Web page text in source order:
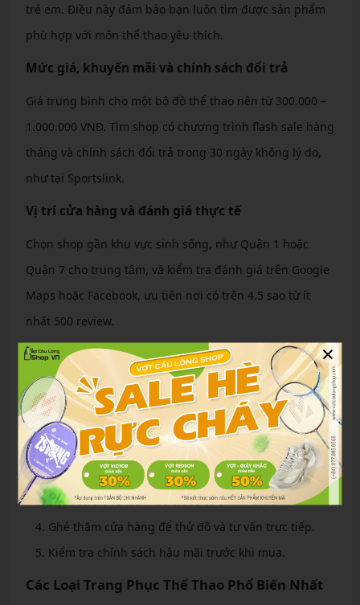
trẻ em. Điều này đảm bảo bạn luôn tìm được sản phẩm
phù hợp với môn thể thao yêu thích.
Mức giá, khuyến mãi và chính sách đổi trả
Giá trung bình cho một bộ đồ thể thao nên từ 300.000 –
1.000.000 VNĐ. Tìm shop có chương trình flash sale hàng
tháng và chính sách đổi trả trong 30 ngày không lý do,
như tại Sportslink.
Vị trí cửa hàng và đánh giá thực tế
Chọn shop gần khu vực sinh sống, như Quận 1 hoặc
Quận 7 cho trung tâm, và kiểm tra đánh giá trên Google
Maps hoặc Facebook, ưu tiên nơi có trên 4.5 sao từ ít
nhất 500 review.
Theo trình tự sau, bạn có thể dễ dàng chọn shop lý
tưởng:
Xác định ngân sách và môn thể thao chính.
Tìm kiếm trên Google với từ khóa “shop quần áo thể
thao TPHCM gần tôi”.
Đọc review và kiểm tra website chính thức.
Ghé thăm cửa hàng để thử đồ và tư vấn trực tiếp.
Kiểm tra chính sách hậu mãi trước khi mua.
Các Loại Trang Phục Thể Thao Phổ Biến Nhất
×